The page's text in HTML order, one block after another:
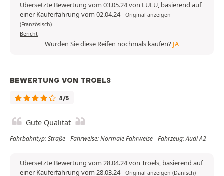
Übersetzte Bewertung vom 03.05.24 von LULU, basierend auf
einer Kauferfahrung vom 02.04.24- Original anzeigen
(Französisch)
Bericht
Würden Sie diese Reifen nochmals kaufen? JA
BEWERTUNG VON TROELS
4/5
Gute Qualität
Fahrbahntyp: Straße - Fahrweise: Normale Fahrweise - Fahrzeug: Audi A2
Übersetzte Bewertung vom 28.04.24 von Troels, basierend auf
einer Kauferfahrung vom 28.03.24- Original anzeigen (Dänisch)